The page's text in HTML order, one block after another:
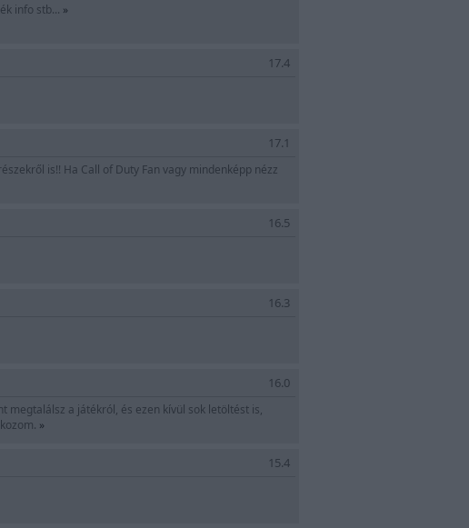
info stb... »
17.4
17.1
is!! Ha Call of Duty Fan vagy mindenképp nézz
16.5
16.3
16.0
megtalálsz a játékról, és ezen kívül sok letöltést is,
»
15.4